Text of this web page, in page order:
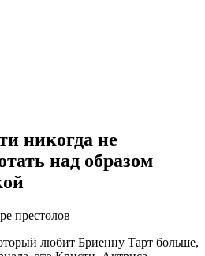
никогда не
над образом
любит Бриенну Тарт больше,